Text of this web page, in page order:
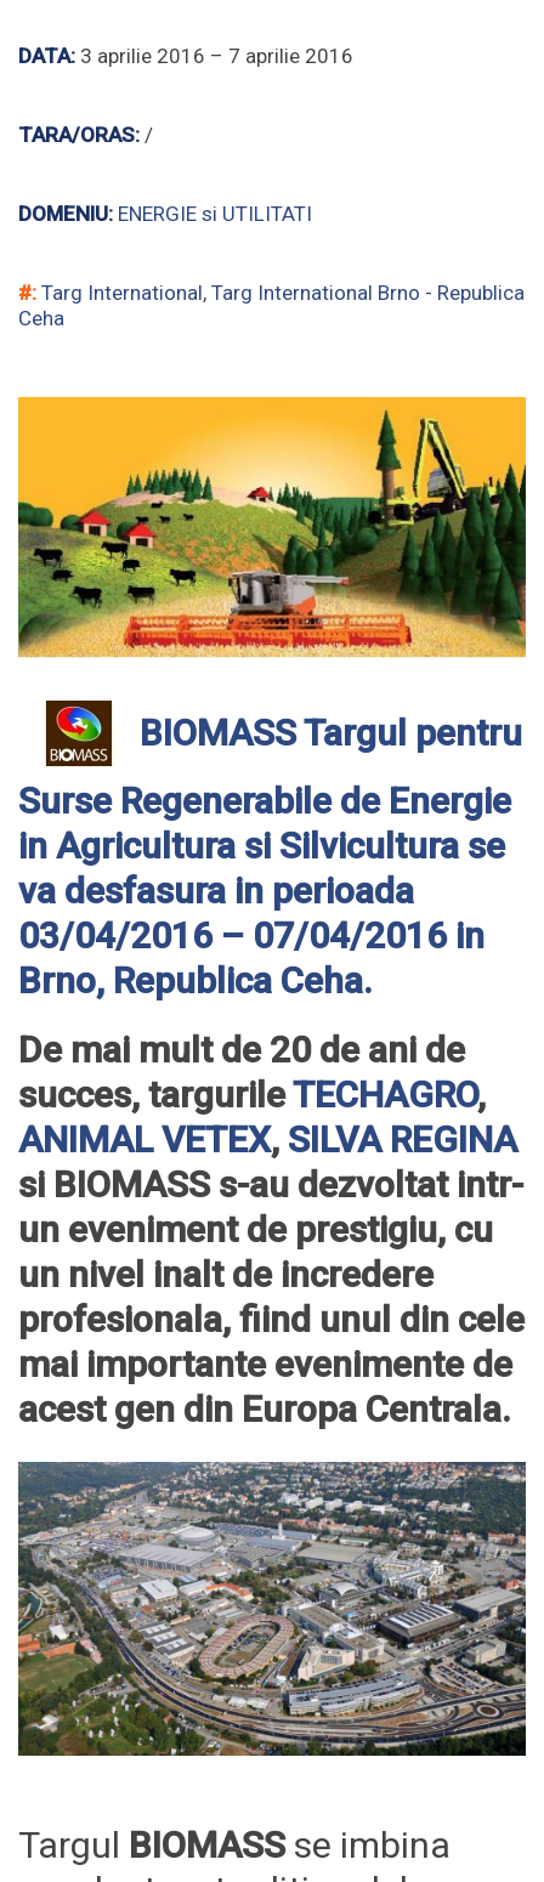
DATA: 3 aprilie 2016 – 7 aprilie 2016
TARA/ORAS: /
DOMENIU: ENERGIE si UTILITATI
#: Targ International, Targ International Brno - Republica
Ceha
BIOMASS Targul pentru
Surse Regenerabile de Energie
in Agricultura si Silvicultura se
va desfasura in perioada
03/04/2016 – 07/04/2016 in
Brno, Republica Ceha.
De mai mult de 20 de ani de
succes, targurileTECHAGRO,
ANIMAL VETEX, SILVA REGINA
si BIOMASS s-au dezvoltat intr-
un eveniment de prestigiu, cu
un nivel inalt de incredere
profesionala, fiind unul din cele
mai importante evenimente de
acest gen din Europa Centrala.
Targul BIOMASSse imbina